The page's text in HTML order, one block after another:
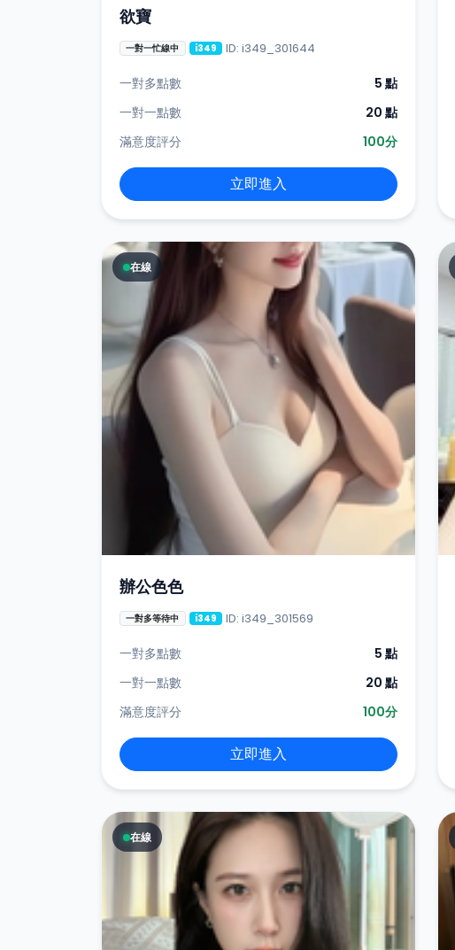
欲寶
一對一忙線中 i349 ID: i349_301644
一對多點數
5 點
一對一點數
20 點
滿意度評分
100分
立即進入
在線
辦公色色
一對多等待中 i349 ID: i349_301569
一對多點數
5 點
一對一點數
20 點
滿意度評分
100分
立即進入
在線